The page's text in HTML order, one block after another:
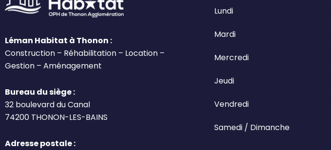
Léman Habitat à Thonon :
Construction – Réhabilitation – Location –
Gestion – Aménagement
Bureau du siège :
32 boulevard du Canal
74200 THONON-LES-BAINS
Adresse postale :
Lundi
Mardi
Mercredi
Jeudi
Vendredi
Samedi / Dimanche